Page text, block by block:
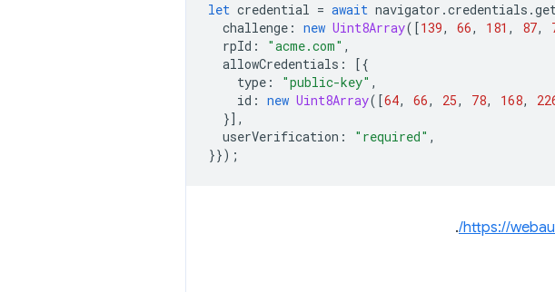
let credential = await navigator .credentials .
challenge : new Uint8Array([139, 66, 181 , 87,
rpId : "acme.com" ,
allowCredentials :
[{
type : "public-key" ,
id : new Uint8Array([64, 66, 25, 78, 168,
}],
userVerification : "required" ,
}});
https://
.